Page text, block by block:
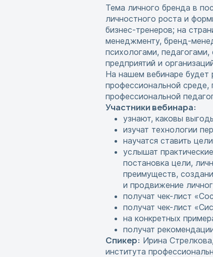
Тема личного бренда в
личностного роста и
бизнес-тренеров; на
менеджменту, бренд-
психологами,
предприятий и
На нашем вебинаре будет
профессиональной
профессиональной
Участники вебинара:
узнают, каковы
изучат технологии
научатся ставить
услышат
постановка цели,
преимуществ,
и продвижение
получат чек-лист
получат чек-лист
на конкретных
получат
Спикер: Ирина
института